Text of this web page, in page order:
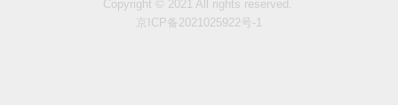
Copyright © 2021 All rights reserved.
京ICP备2021025922号-1